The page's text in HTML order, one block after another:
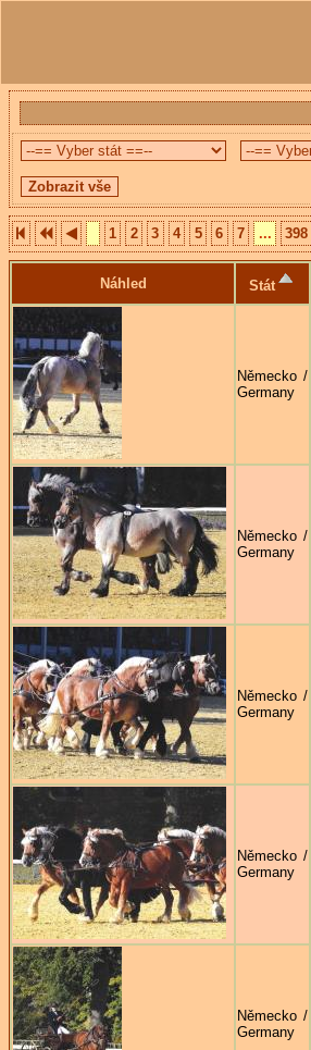
1 2 3 4 5 6 7 ... 398
Náhled Stát
Německo /
Germany
Německo /
Germany
Německo /
Germany
Německo /
Germany
Německo /
Germany